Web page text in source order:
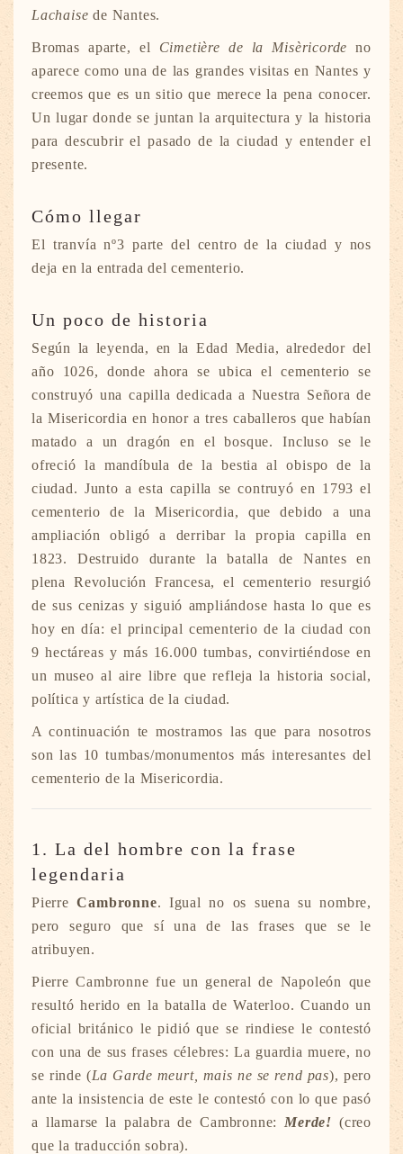
Lachaise de Nantes.
Bromas aparte, el Cimetière de la Misèricorde no
aparece como una de las grandes visitas en Nantes y
creemos que es un sitio que merece la pena conocer.
Un lugar donde se juntan la arquitectura y la historia
para descubrir el pasado de la ciudad y entender el
presente.
Cómo llegar
El tranvía nº3 parte del centro de la ciudad y nos
deja en la entrada del cementerio.
Un poco de historia
Según la leyenda, en la Edad Media, alrededor del
año 1026, donde ahora se ubica el cementerio se
construyó una capilla dedicada a Nuestra Señora de
la Misericordia en honor a tres caballeros que habían
matado a un dragón en el bosque. Incluso se le
ofreció la mandíbula de la bestia al obispo de la
ciudad. Junto a esta capilla se contruyó en 1793 el
cementerio de la Misericordia, que debido a una
ampliación obligó a derribar la propia capilla en
1823. Destruido durante la batalla de Nantes en
plena Revolución Francesa, el cementerio resurgió
de sus cenizas y siguió ampliándose hasta lo que es
hoy en día: el principal cementerio de la ciudad con
9 hectáreas y más 16.000 tumbas, convirtiéndose en
un museo al aire libre que refleja la historia social,
política y artística de la ciudad.
A continuación te mostramos las que para nosotros
son las 10 tumbas/monumentos más interesantes del
cementerio de la Misericordia.
1. La del hombre con la frase
legendaria
PierreCambronne. Igual no os suena su nombre,
pero seguro que sí una de las frases que se le
atribuyen.
Pierre Cambronne fue un general de Napoleón que
resultó herido en la batalla de Waterloo. Cuando un
oficial británico le pidió que se rindiese le contestó
con una de sus frases célebres: La guardia muere, no
se rinde (La Garde meurt, mais ne se rend pas), pero
ante la insistencia de este le contestó con lo que pasó
a llamarse la palabra de Cambronne: Merde! (creo
que la traducción sobra).